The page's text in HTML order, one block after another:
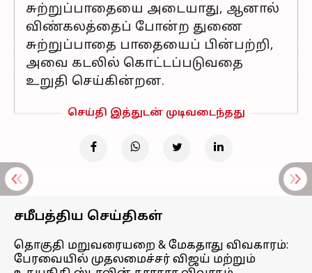
சுற்றுப்பாதையை அடையாது, ஆனால்
விண்கலத்தைப் போன்ற துணை
சுற்றுப்பாதை பாதையைப் பின்பற்றி,
அவை கடலில் கொட்டப்படுவதை
உறுதி செய்கின்றன.
செய்தி இத்துடன் முடிவடைந்தது
சமீபத்திய செய்திகள்
தொகுதி மறுவரையறை & மேகதாது விவகாரம்:
பேரவையில் முதலமைச்சர் விஜய் மற்றும்